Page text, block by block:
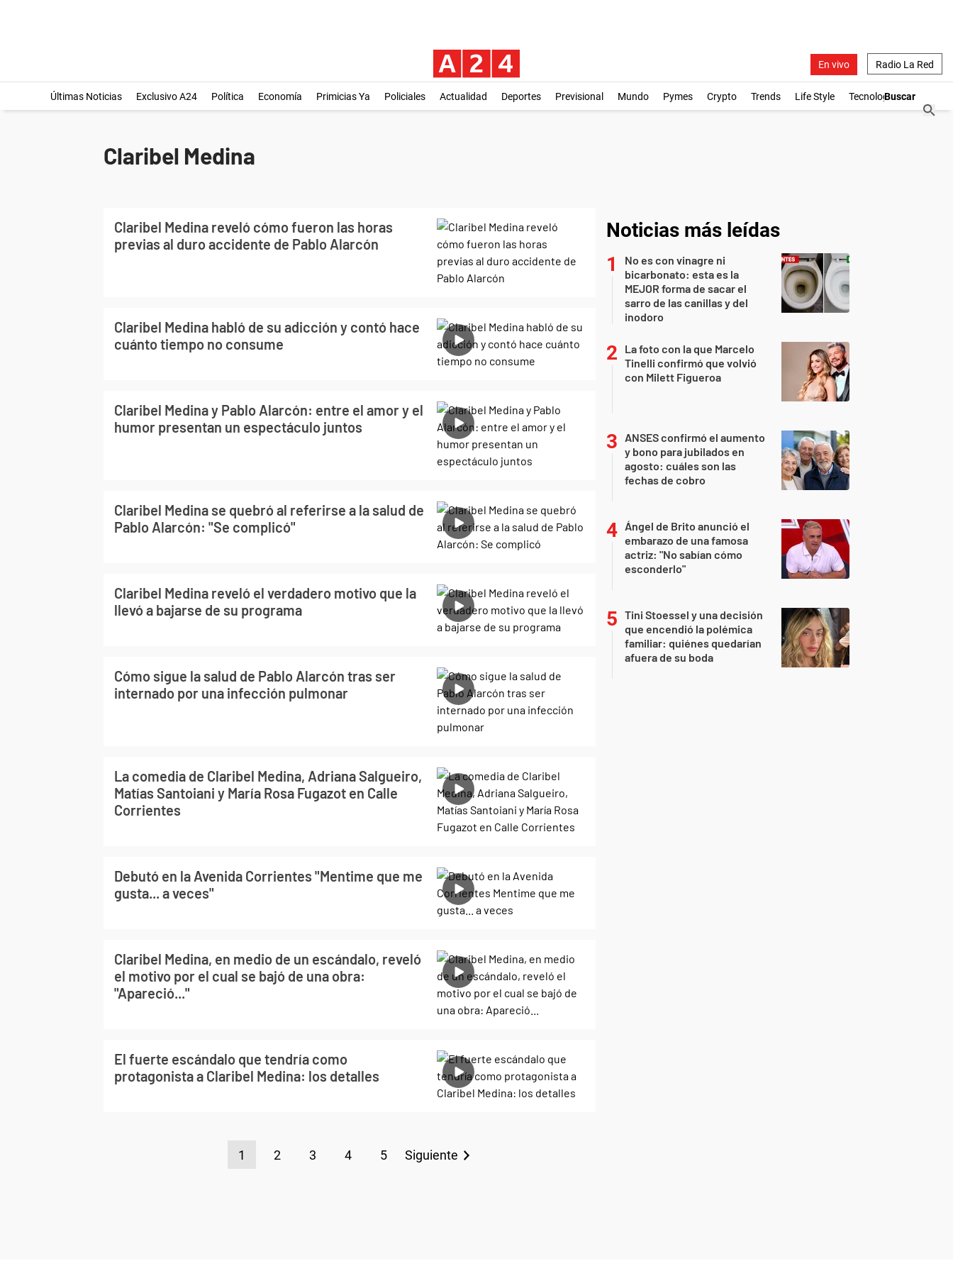
En vivo Radio La Red
Últimas Noticias Exclusivo A24 Política Economía Primicias Ya Policiales Actualidad Deportes Previsional Mundo Pymes Crypto Trends Life Style Tecnología
Claribel Medina
Claribel Medina reveló cómo fueron las horas
previas al duro accidente de Pablo Alarcón
Claribel Medina habló de su adicción y contó hace
cuánto tiempo no consume
Claribel Medina y Pablo Alarcón: entre el amor y el
humor presentan un espectáculo juntos
Claribel Medina se quebró al referirse a la salud de
Pablo Alarcón: "Se complicó"
Claribel Medina reveló el verdadero motivo que la
llevó a bajarse de su programa
Cómo sigue la salud de Pablo Alarcón tras ser
internado por una infección pulmonar
La comedia de Claribel Medina, Adriana Salgueiro,
Matías Santoiani y María Rosa Fugazot en Calle
Corrientes
Debutó en la Avenida Corrientes "Mentime que me
gusta... a veces"
Claribel Medina, en medio de un escándalo, reveló
el motivo por el cual se bajó de una obra:
"Apareció..."
El fuerte escándalo que tendría como
protagonista a Claribel Medina: los detalles
1 2 3 4 5 Siguiente
Noticias más leídas
No es con vinagre ni
bicarbonato: esta es la
MEJOR forma de sacar el
sarro de las canillas y del
inodoro
La foto con la que Marcelo
Tinelli confirmó que volvió
con Milett Figueroa
ANSES confirmó el aumento
y bono para jubilados en
agosto: cuáles son las
fechas de cobro
Ángel de Brito anunció el
embarazo de una famosa
actriz: "No sabían cómo
esconderlo"
Tini Stoessel y una decisión
que encendió la polémica
familiar: quiénes quedarían
afuera de su boda